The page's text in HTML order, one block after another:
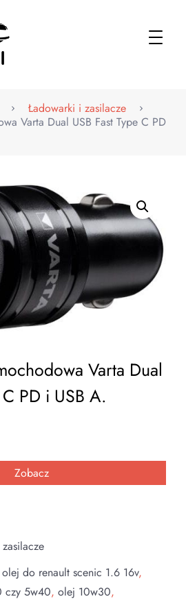
Ładowarki i zasilacze
Varta Dual USB Fast Type C PD
Varta Dual
PD i USB A.
Zobacz
do renault scenic 1.6 16v,
czy 5w40, olej 10w30,